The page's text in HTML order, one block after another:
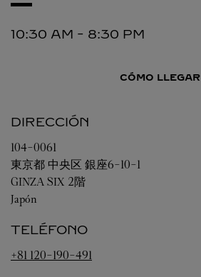
10:30 AM - 8:30 PM
CÓMO LLEGAR
DIRECCIÓN
104-0061
東京都 中央区 銀座6-10-1
GINZA SIX 2階
Japón
TELÉFONO
+81 120-190-491